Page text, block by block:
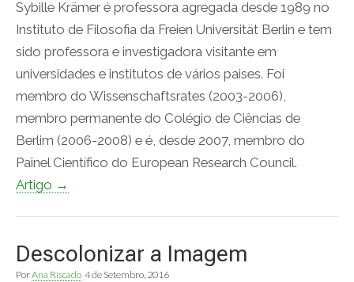
Sybille Krämer é professora agregada desde 1989 no
Instituto de Filosofia da Freien Universität Berlin e tem
sido professora e investigadora visitante em
universidades e institutos de vários paises. Foi
membro do Wissenschaftsrates (2003-2006),
membro permanente do Colégio de Ciências de
Berlim (2006-2008) e é, desde 2007, membro do
Painel Científico do European Research Council.
Artigo →
Descolonizar a Imagem
PorAna Riscado 4 de Setembro, 2016